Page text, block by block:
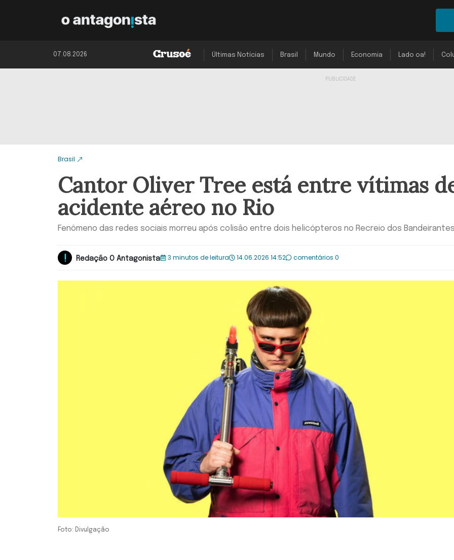
07.08.2026 Últimas Notícias Brasil Mundo Economia Lado oa!
Brasil
Cantor Oliver Tree está entre vítimas
acidente aéreo no Rio
Fenômeno das redes sociais morreu após colisão entre dois helicópteros no Recreio dos Bandeirantes
Redação O Antagonista 3 minutos de leitura 14.06.2026 14:52 comentários 0
Foto: Divulgação